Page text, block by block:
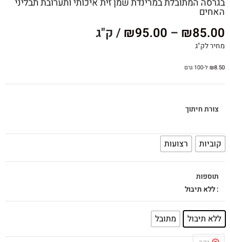
בגרסה המתובלת במרינדת שמן זית איכותי ותערובת תבליני
האחים
₪85.00
–
₪95.00 / ק"ג
מחיר לק"ג
₪8.50 ל-100 גרם
צורת חיתוך
קוביות רצועות
תוספות
: ללא תיבול
ללא תיבול מתובל